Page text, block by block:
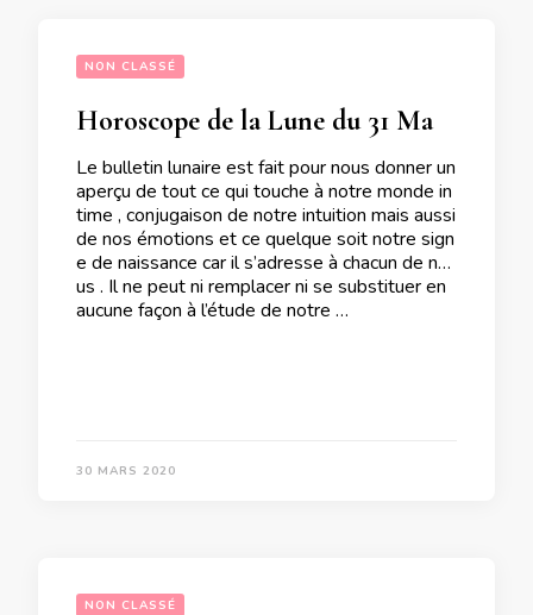
NON CLASSÉ
Horoscope de la Lune du 31 Mars 2020
Le bulletin lunaire est fait pour nous donner un
aperçu de tout ce qui touche à notre monde in
time , conjugaison de notre intuition mais aussi
de nos émotions et ce quelque soit notre sign
e de naissance car il s’adresse à chacun de no
us . Il ne peut ni remplacer ni se substituer en
aucune façon à l’étude de notre …
30 MARS 2020
NON CLASSÉ